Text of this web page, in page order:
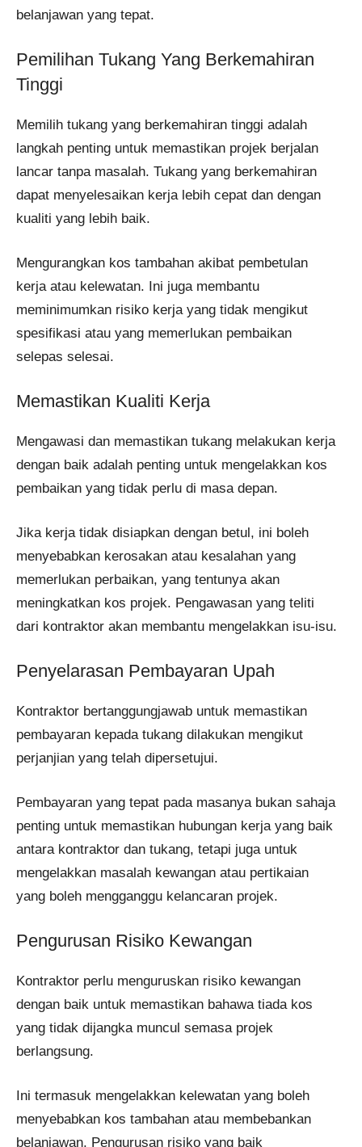
belanjawan yang tepat​.
Pemilihan Tukang Yang Berkemahiran
Tinggi
Memilih tukang yang berkemahiran tinggi adalah
langkah penting untuk memastikan projek berjalan
lancar tanpa masalah. Tukang yang berkemahiran
dapat menyelesaikan kerja lebih cepat dan dengan
kualiti yang lebih baik.
Mengurangkan kos tambahan akibat pembetulan
kerja atau kelewatan. Ini juga membantu
meminimumkan risiko kerja yang tidak mengikut
spesifikasi atau yang memerlukan pembaikan
selepas selesai​.
Memastikan Kualiti Kerja
Mengawasi dan memastikan tukang melakukan kerja
dengan baik adalah penting untuk mengelakkan kos
pembaikan yang tidak perlu di masa depan.
Jika kerja tidak disiapkan dengan betul, ini boleh
menyebabkan kerosakan atau kesalahan yang
memerlukan perbaikan, yang tentunya akan
meningkatkan kos projek. Pengawasan yang teliti
dari kontraktor akan membantu mengelakkan isu-isu.
Penyelarasan Pembayaran Upah
Kontraktor bertanggungjawab untuk memastikan
pembayaran kepada tukang dilakukan mengikut
perjanjian yang telah dipersetujui.
Pembayaran yang tepat pada masanya bukan sahaja
penting untuk memastikan hubungan kerja yang baik
antara kontraktor dan tukang, tetapi juga untuk
mengelakkan masalah kewangan atau pertikaian
yang boleh mengganggu kelancaran projek​.
Pengurusan Risiko Kewangan
Kontraktor perlu menguruskan risiko kewangan
dengan baik untuk memastikan bahawa tiada kos
yang tidak dijangka muncul semasa projek
berlangsung.
Ini termasuk mengelakkan kelewatan yang boleh
menyebabkan kos tambahan atau membebankan
belanjawan. Pengurusan risiko yang baik